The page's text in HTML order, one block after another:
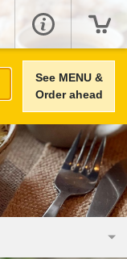
See MENU &
Order ahead